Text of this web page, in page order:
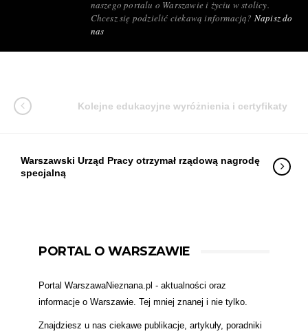
naszego portalu o Warszawie i życiu w stolicy.
Chcesz się podzielić ciekawą informacją? Napisz do
nas
Kolejne edukacyjne wyróżnienia i certyfikaty
Warszawski Urząd Pracy otrzymał rządową nagrodę
specjalną
PORTAL O WARSZAWIE
Portal WarszawaNieznana.pl - aktualności oraz
informacje o Warszawie. Tej mniej znanej i nie tylko.
Znajdziesz u nas ciekawe publikacje, artykuły, poradniki